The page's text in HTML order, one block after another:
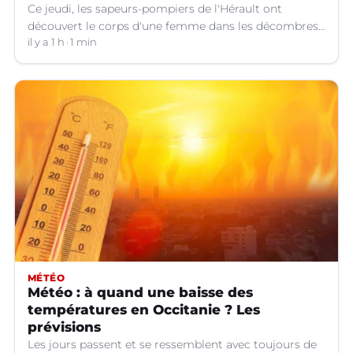
Ce jeudi, les sapeurs-pompiers de l'Hérault ont
découvert le corps d'une femme dans les décombres
de sa maison qui avait pris feu à Cazouls-lès-Béziers
(Hérault).
il y a 1 h 1 min
MÉTÉO
Météo : à quand une baisse des
températures en Occitanie ? Les
prévisions
Les jours passent et se ressemblent avec toujours de